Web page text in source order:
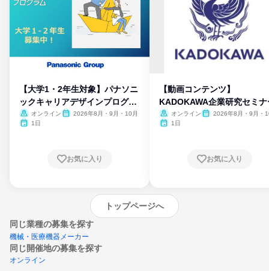
【大学1・2年生対象】パナソニ
ックキャリアデザインプログラ
ム
オンライン
2026年8月・9月・10月
1日
お気に入り
【動画コンテンツ】
KADOKAWA企業研究セミナ
オンライン
2026年8月・9月・
1日
お気に入り
トップページへ
同じ業種の募集を探す
機械・医療機器メーカー
同じ開催地の募集を探す
オンライン